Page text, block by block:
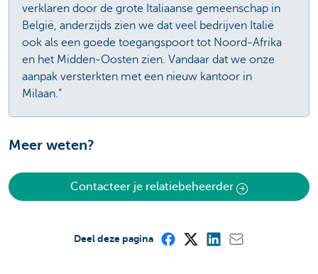
verklaren door de grote Italiaanse gemeenschap in
België, anderzijds zien we dat veel bedrijven Italië
ook als een goede toegangspoort tot Noord-Afrika
en het Midden-Oosten zien. Vandaar dat we onze
aanpak versterkten met een nieuw kantoor in
Milaan.”
Meer weten?
Contacteer je relatiebeheerder
Deel deze pagina